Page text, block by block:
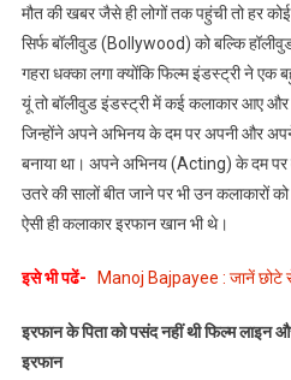
मौत की खबर जैसे ही लोगों तक पहुंची तो हर
सिर्फ बॉलीवुड (Bollywood) को बल्कि
गहरा धक्का लगा क्योंकि फिल्म इंडस्ट्री ने एक
यूं तो बॉलीवुड इंडस्ट्री में कई कलाकार आए
जिन्होंने अपने अभिनय के दम पर अपनी और
बनाया था। अपने अभिनय (Acting) के दम
उतरे की सालों बीत जाने पर भी उन कलाकारों
ऐसी ही कलाकार इरफान खान भी थे।
इसे भी पढें- Manoj Bajpayee : जानें छोटे
इरफान के पिता को पसंद नहीं थी फिल्म लाइन
इरफान